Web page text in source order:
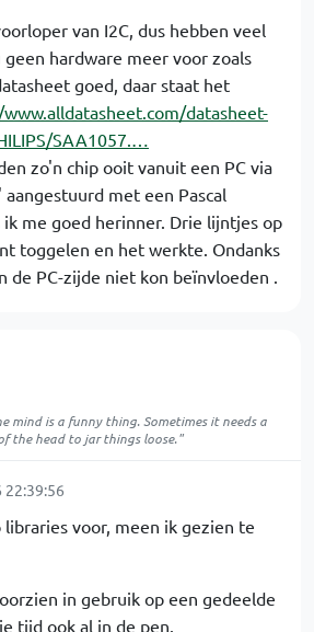
van I2C, dus hebben veel
hardware meer voor zoals
goed, daar staat het
datasheet-
SAA1057.…
zo'n chip ooit vanuit een PC via
met een Pascal
me goed herinner. Drie lijntjes op
toggelen en het werkte. Ondanks
de PC-zijde niet kon beïnvloeden .
mind is a funny thing. Sometimes it needs a
the head to jar things loose."
voor, meen ik gezien te
in gebruik op een gedeelde
tijd ook al in de pen.